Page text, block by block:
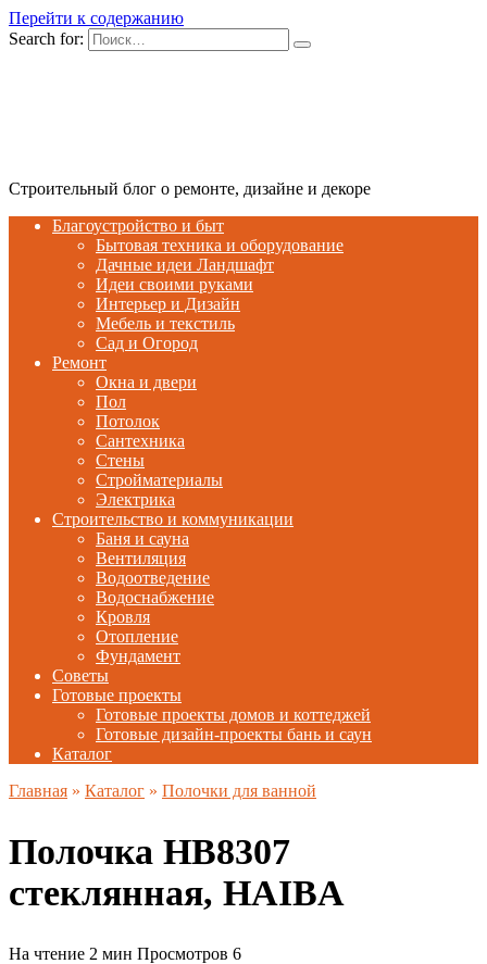
Перейти к содержанию
Search for:
Строительный блог о ремонте, дизайне и декоре
Благоустройство и быт
Бытовая техника и оборудование
Дачные идеи Ландшафт
Идеи своими руками
Интерьер и Дизайн
Мебель и текстиль
Сад и Огород
Ремонт
Окна и двери
Пол
Потолок
Сантехника
Стены
Стройматериалы
Электрика
Строительство и коммуникации
Баня и сауна
Вентиляция
Водоотведение
Водоснабжение
Кровля
Отопление
Фундамент
Советы
Готовые проекты
Готовые проекты домов и коттеджей
Готовые дизайн-проекты бань и саун
Каталог
Главная » Каталог » Полочки для ванной
Полочка HB8307
стеклянная, HAIBA
На чтение 2 мин Просмотров 6